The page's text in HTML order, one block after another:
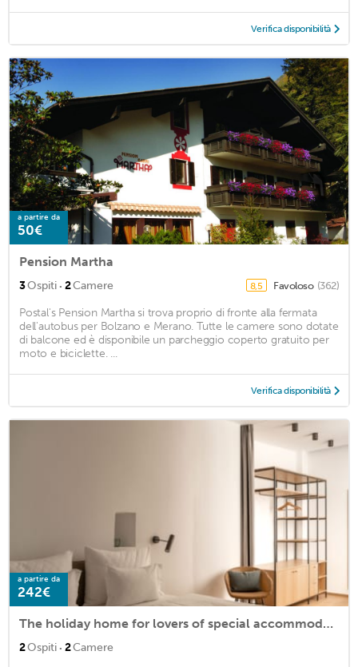
Verifica disponibilità
a partire da
50€
Pension Martha
3Ospiti · 2Camere 8,5 Favoloso (362)
Postal's Pension Martha si trova proprio di fronte alla fermata
dell'autobus per Bolzano e Merano. Tutte le camere sono dotate
di balcone ed è disponibile un parcheggio coperto gratuito per
moto e biciclette. ...
Verifica disponibilità
a partire da
242€
The holiday home for lovers of special accommodations!
2Ospiti · 2Camere